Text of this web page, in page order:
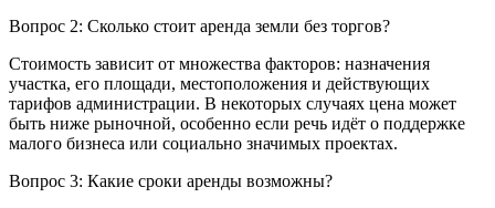
Вопрос 2: Сколько стоит аренда земли без торгов?
Стоимость зависит от множества факторов: назначения
участка, его площади, местоположения и действующих
тарифов администрации. В некоторых случаях цена может
быть ниже рыночной, особенно если речь идёт о поддержке
малого бизнеса или социально значимых проектах.
Вопрос 3: Какие сроки аренды возможны?